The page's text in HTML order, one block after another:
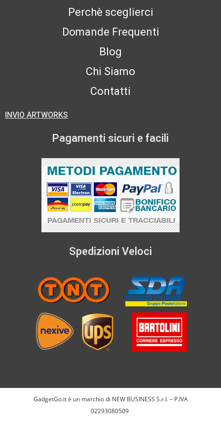
Perchè sceglierci
Domande Frequenti
Blog
Chi Siamo
Contatti
INVIO ARTWORKS
Pagamenti sicuri e facili
Spedizioni Veloci
GadgetGo.it è un marchio di NEW BUSINESS S.r.l. – P.IVA
02293080509